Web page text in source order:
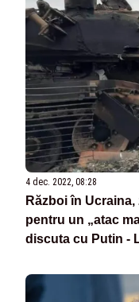
4 dec. 2022, 08:28
Război în
pentru un „atac
discuta cu Putin -